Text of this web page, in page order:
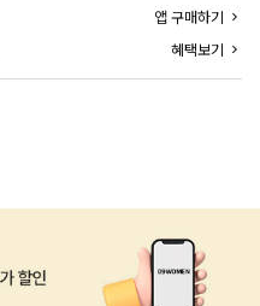
앱 구매하기
혜택보기